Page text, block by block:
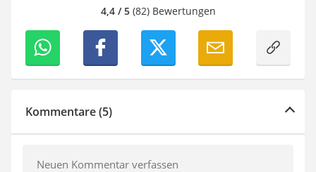
4,4 / 5(82) Bewertungen
Kommentare (5)
Neuen Kommentar verfassen